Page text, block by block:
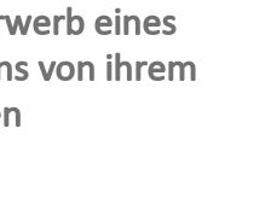
eines
von ihrem